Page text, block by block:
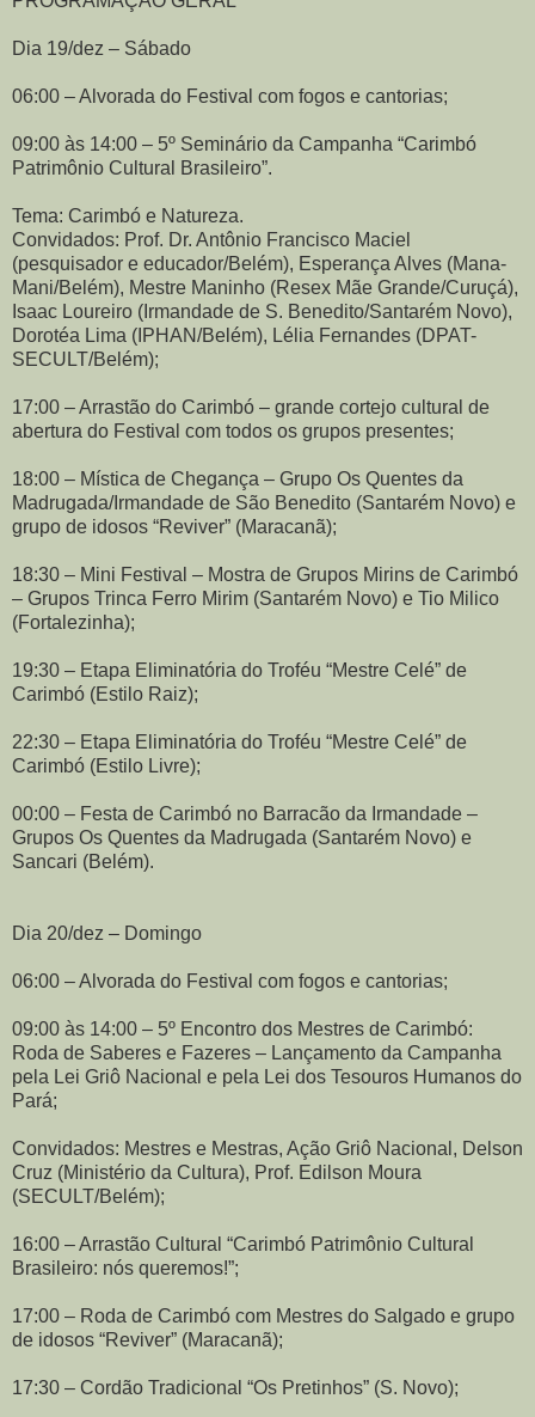
Dia 19/dez – Sábado
06:00 – Alvorada do Festival com fogos e cantorias;
09:00 às 14:00 – 5º Seminário da Campanha “Carimbó
Patrimônio Cultural Brasileiro”.
Tema: Carimbó e Natureza.
Convidados: Prof. Dr. Antônio Francisco Maciel
(pesquisador e educador/Belém), Esperança Alves (Mana-
Mani/Belém), Mestre Maninho (Resex Mãe Grande/Curuçá),
Isaac Loureiro (Irmandade de S. Benedito/Santarém Novo),
Dorotéa Lima (IPHAN/Belém), Lélia Fernandes (DPAT-
SECULT/Belém);
17:00 – Arrastão do Carimbó – grande cortejo cultural de
abertura do Festival com todos os grupos presentes;
18:00 – Mística de Chegança – Grupo Os Quentes da
Madrugada/Irmandade de São Benedito (Santarém Novo) e
grupo de idosos “Reviver” (Maracanã);
18:30 – Mini Festival – Mostra de Grupos Mirins de Carimbó
– Grupos Trinca Ferro Mirim (Santarém Novo) e Tio Milico
(Fortalezinha);
19:30 – Etapa Eliminatória do Troféu “Mestre Celé” de
Carimbó (Estilo Raiz);
22:30 – Etapa Eliminatória do Troféu “Mestre Celé” de
Carimbó (Estilo Livre);
00:00 – Festa de Carimbó no Barracão da Irmandade –
Grupos Os Quentes da Madrugada (Santarém Novo) e
Sancari (Belém).
Dia 20/dez – Domingo
06:00 – Alvorada do Festival com fogos e cantorias;
09:00 às 14:00 – 5º Encontro dos Mestres de Carimbó:
Roda de Saberes e Fazeres – Lançamento da Campanha
pela Lei Griô Nacional e pela Lei dos Tesouros Humanos do
Pará;
Convidados: Mestres e Mestras, Ação Griô Nacional, Delson
Cruz (Ministério da Cultura), Prof. Edilson Moura
(SECULT/Belém);
16:00 – Arrastão Cultural “Carimbó Patrimônio Cultural
Brasileiro: nós queremos!”;
17:00 – Roda de Carimbó com Mestres do Salgado e grupo
de idosos “Reviver” (Maracanã);
17:30 – Cordão Tradicional “Os Pretinhos” (S. Novo);